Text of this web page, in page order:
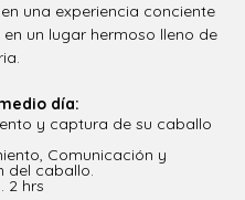
una experiencia conciente
un lugar hermoso lleno de
día:
y captura de su caballo
Comunicación y
del caballo.
2 hrs